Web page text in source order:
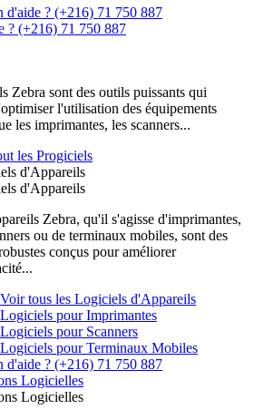
d'aide ? (+216) 71 750 887
? (+216) 71 750 887
Zebra sont des outils puissants qui
l'utilisation des équipements
les imprimantes, les scanners...
les Progiciels
d'Appareils
d'Appareils
Zebra, qu'il s'agisse d'imprimantes,
ou de terminaux mobiles, sont des
conçus pour améliorer
Voir tous les Logiciels d'Appareils
Logiciels pour Imprimantes
Logiciels pour Scanners
Logiciels pour Terminaux Mobiles
d'aide ? (+216) 71 750 887
Logicielles
Logicielles